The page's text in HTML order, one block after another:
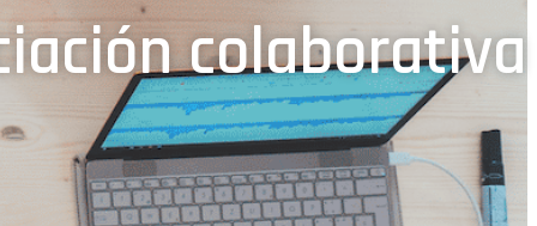
colaborativa